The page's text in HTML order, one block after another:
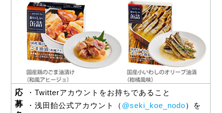
応
募
・Twitterアカウントをお持ちであること
・浅田飴公式アカウント（ @seki_koe_nodo）を